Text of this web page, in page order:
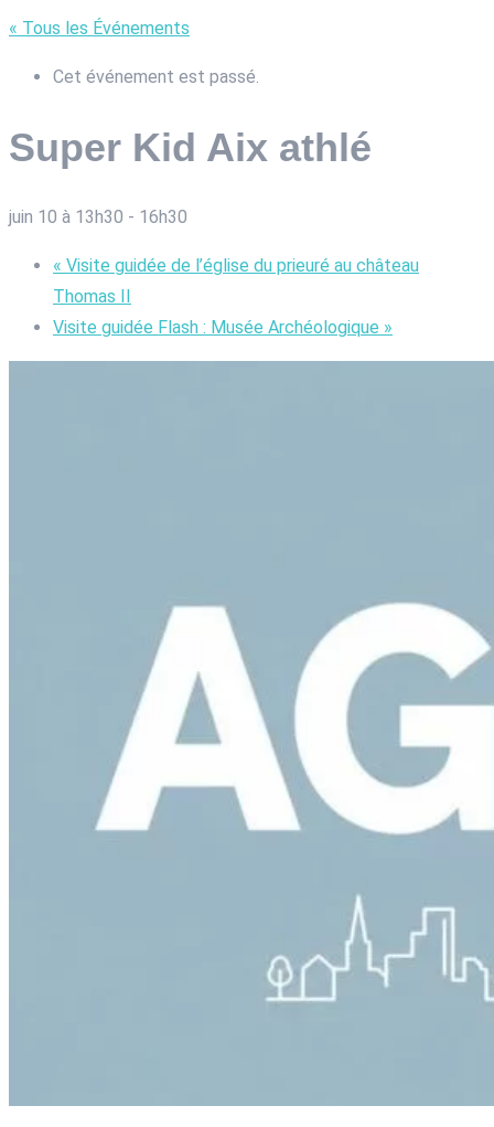
« Tous les Événements
Cet événement est passé.
Super Kid Aix athlé
juin 10 à 13h30 - 16h30
« Visite guidée de l’église du prieuré au château
Thomas II
Visite guidée Flash : Musée Archéologique »